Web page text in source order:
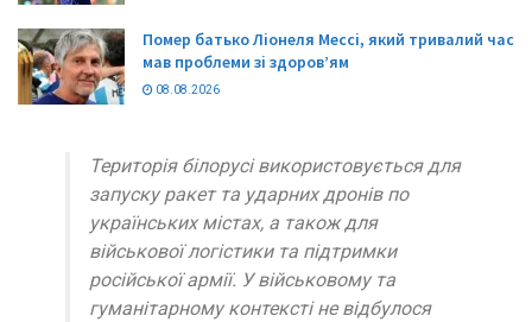
Помер батько Ліонеля Мессі, який тривалий час
мав проблеми зі здоров’ям
08.08.2026
Територія білорусі використовується для
запуску ракет та ударних дронів по
українських містах, а також для
військової логістики та підтримки
російської армії. У військовому та
гуманітарному контексті не відбулося